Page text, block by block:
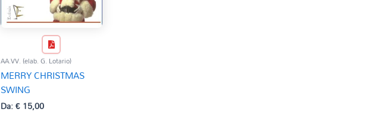
AA.VV. (elab. G. Lotario)
MERRY CHRISTMAS
SWING
Da:€15,00